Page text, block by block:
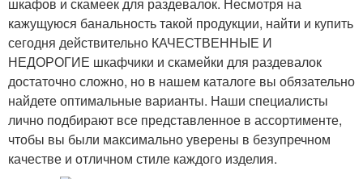
кажущуюся банальность такой продукции, найти и купить
сегодня действительно КАЧЕСТВЕННЫЕ И
НЕДОРОГИЕ шкафчики и скамейки для раздевалок
достаточно сложно, но в нашем каталоге вы обязательно
найдете оптимальные варианты. Наши специалисты
лично подбирают все представленное в ассортименте,
чтобы вы были максимально уверены в безупречном
качестве и отличном стиле каждого изделия.